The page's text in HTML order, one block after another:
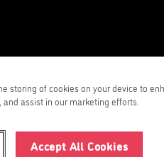
storing of cookies on your device to
assist in our marketing efforts.
Accept All Cookies